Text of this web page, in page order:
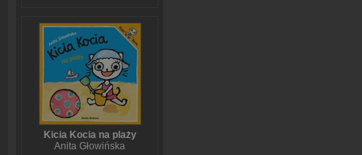
Kicia Kocia na plaży
Anita Głowińska